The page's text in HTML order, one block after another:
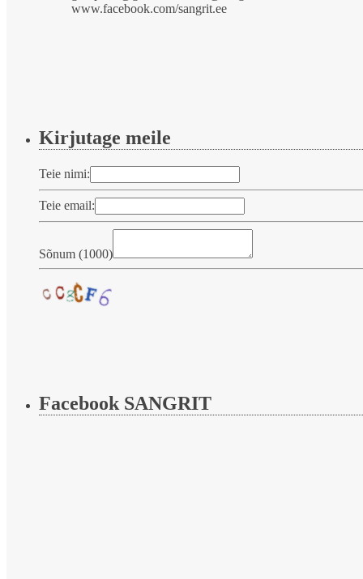
www.facebook.com/sangrit.ee
Kirjutage meile
Teie nimi:
Teie email:
Sõnum (1000)
Facebook SANGRIT